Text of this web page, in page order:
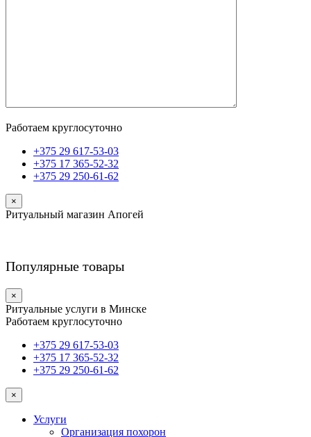
Работаем круглосуточно
+375 29 617-53-03
+375 17 365-52-32
+375 29 250-61-62
×
Ритуальный магазин Апогей
Популярные товары
×
Ритуальные услуги в Минске
Работаем круглосуточно
+375 29 617-53-03
+375 17 365-52-32
+375 29 250-61-62
×
Услуги
Организация похорон